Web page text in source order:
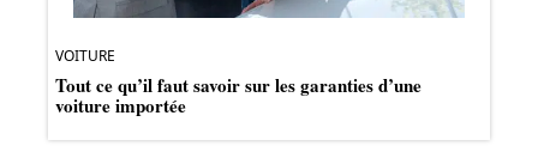
VOITURE
Tout ce qu’il faut savoir sur les garanties d’une
voiture importée